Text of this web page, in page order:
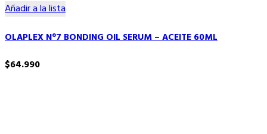
Añadir a la lista
OLAPLEX N°7 BONDING OIL SERUM – ACEITE 60ML
$64.990